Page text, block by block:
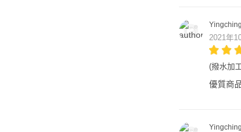
2021年
(撥水加
優質商